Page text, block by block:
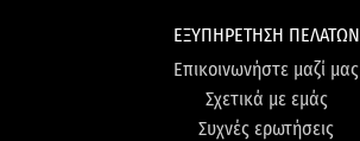
ΕΞΥΠΗΡΕΤΗΣΗ ΠΕΛΑΤΩΝ
Επικοινωνήστε μαζί μας
Σχετικά με εμάς
Συχνές ερωτήσεις